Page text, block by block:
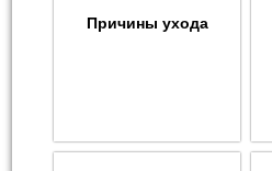
Причины ухода